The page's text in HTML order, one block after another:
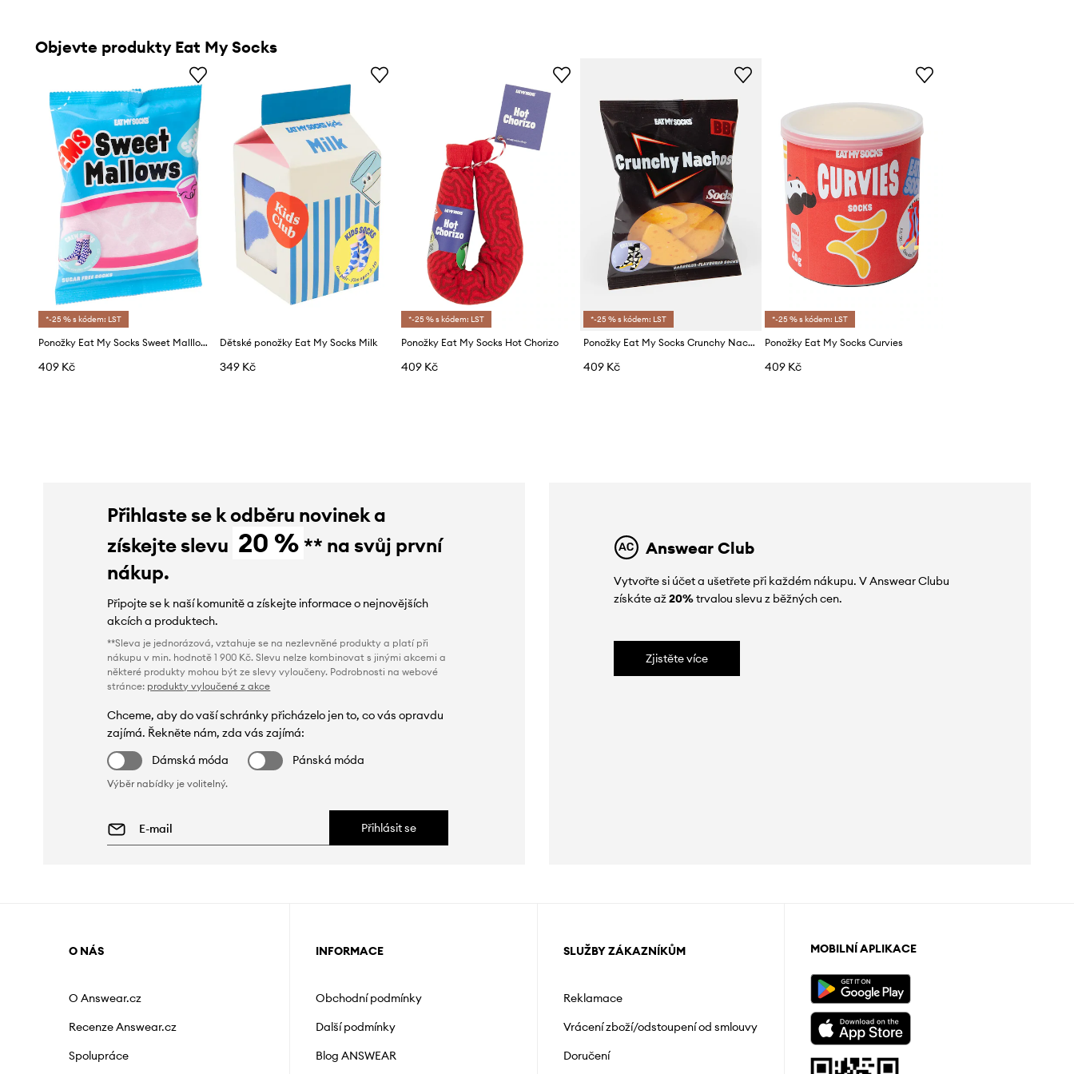
Objevte produkty Eat My Socks
*-25 % s kódem: LST
Ponožky Eat My Socks Sweet Malllows
409 Kč
Dětské ponožky Eat My Socks Milk
349 Kč
*-25 % s kódem: LST
Ponožky Eat My Socks Hot Chorizo
409 Kč
*-25 % s kódem: LST
Ponožky Eat My Socks Crunchy Nachos
409 Kč
*-25 % s kódem: LST
Ponožky Eat My Socks Curvies
409 Kč
Přihlaste se k odběru novinek a
získejte slevu 20 % ** na svůj první
nákup.
Připojte se k naší komunitě a získejte informace o nejnovějších
akcích a produktech.
**Sleva je jednorázová, vztahuje se na nezlevněné produkty a platí při
nákupu v min. hodnotě 1 900 Kč. Slevu nelze kombinovat s jinými akcemi a
některé produkty mohou být ze slevy vyloučeny. Podrobnosti na webové
stránce: produkty vyloučené z akce
Chceme, aby do vaší schránky přicházelo jen to, co vás opravdu
zajímá. Řekněte nám, zda vás zajímá:
Dámská móda
Pánská móda
Výběr nabídky je volitelný.
Přihlásit se
Answear Club
Vytvořte si účet a ušetřete při každém nákupu. V Answear Clubu
získáte až20%trvalou slevu z běžných cen.
Zjistěte více
O NÁS
O Answear.cz
Recenze Answear.cz
Spolupráce
INFORMACE
Obchodní podmínky
Další podmínky
Blog ANSWEAR
SLUŽBY ZÁKAZNÍKŮM
Reklamace
Vrácení zboží/odstoupení od smlouvy
Doručení
MOBILNÍ APLIKACE